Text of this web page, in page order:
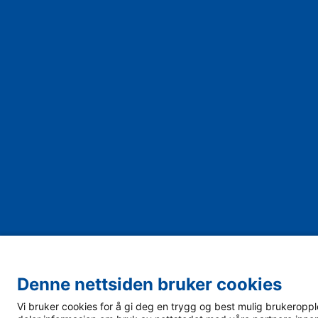
Denne nettsiden bruker cookies
Vi bruker cookies for å gi deg en trygg og best mulig